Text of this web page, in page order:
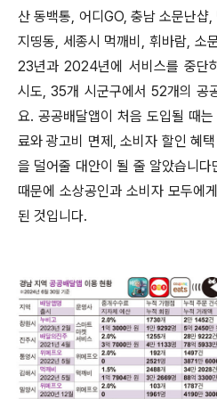
산 동백통, 어디 GO, 충남 소문난샵,
지띵동, 세종시 먹깨비 , 휘바람, 소
23년과2024년에 서비스를 중단
시도, 35개 시군구에서52개의 공
요. 공공배달앱이 처음 도입될 때
료와 광고비 면제 ,소비자 할인 혜
을 덜어줄 대안이 될 줄 알았습니다
때문에 소상공인과 소비자 모두에
된 것입니다.